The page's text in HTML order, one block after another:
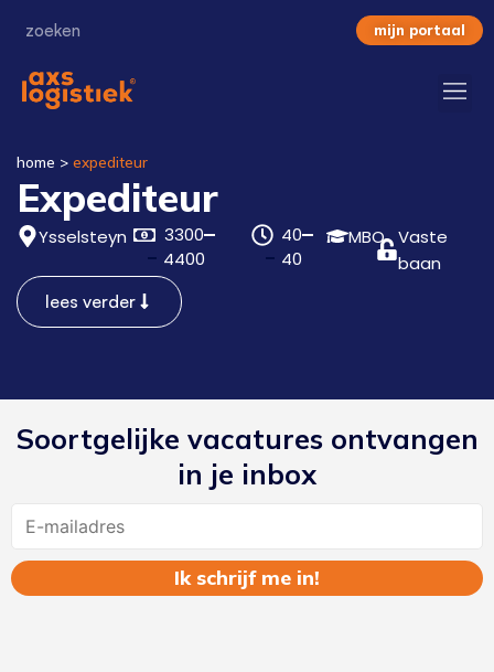
mijn portaal
home > expediteur
Expediteur
Ysselsteyn
3300
4400
40
40
MBO Vaste
baan
lees verder
Soortgelijke vacatures ontvangen
in je inbox